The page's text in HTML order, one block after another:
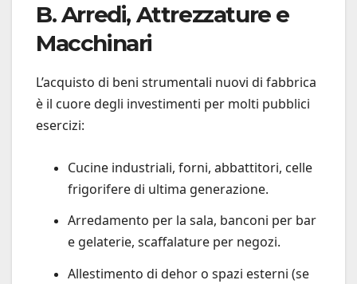
B. Arredi, Attrezzature e
Macchinari
L’acquisto di beni strumentali nuovi di fabbrica
è il cuore degli investimenti per molti pubblici
esercizi:
Cucine industriali, forni, abbattitori, celle
frigorifere di ultima generazione.
Arredamento per la sala, banconi per bar
e gelaterie, scaffalature per negozi.
Allestimento di dehor o spazi esterni (se